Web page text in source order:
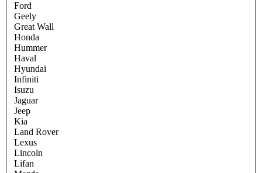
Ford
Geely
Great Wall
Honda
Hummer
Haval
Hyundai
Infiniti
Isuzu
Jaguar
Jeep
Kia
Land Rover
Lexus
Lincoln
Lifan